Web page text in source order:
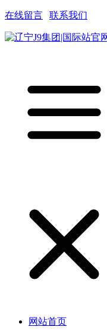
在线留言 联系我们
网站首页